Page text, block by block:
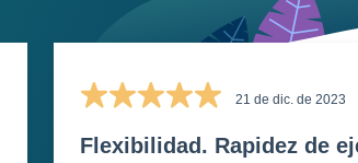
21 de dic. de 2023
Flexibilidad. Rapidez de